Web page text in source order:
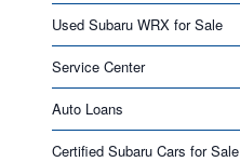
Used Subaru WRX for Sale
Service Center
Auto Loans
Certified Subaru Cars for Sale